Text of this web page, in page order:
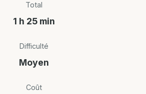
Total
1 h 25 min
Difficulté
Moyen
Coût